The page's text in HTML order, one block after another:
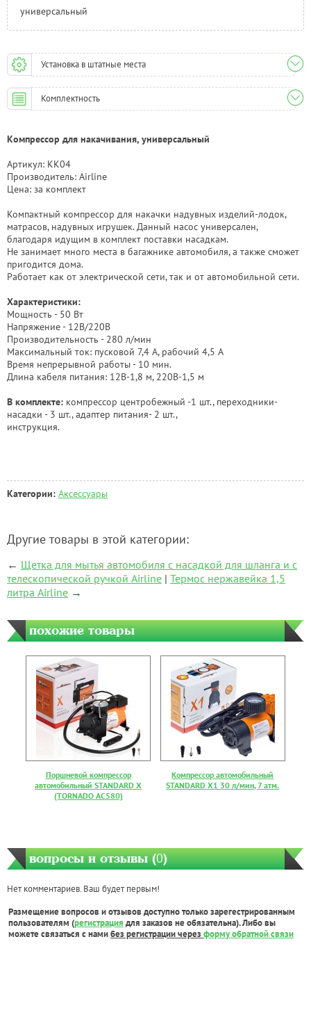
универсальный
Установка в штатные места
Комплектность
Компрессор для накачивания, универсальный
Артикул: KK04
Производитель: Airline
Цена: за комплект
Компактный компрессор для накачки надувных изделий-лодок,
матрасов, надувных игрушек. Данный насос универсален,
благодаря идущим в комплект поставки насадкам.
Не занимает много места в багажнике автомобиля, а также сможет
пригодится дома.
Работает как от электрической сети, так и от автомобильной сети.
Характеристики:
Мощность - 50 Вт
Напряжение - 12В/220В
Производительность - 280 л/мин
Максимальный ток: пусковой 7,4 А, рабочий 4,5 А
Время непрерывной работы - 10 мин.
Длина кабеля питания: 12В-1,8 м, 220В-1,5 м
В комплекте: компрессор центробежный -1 шт., переходники-
насадки - 3 шт., адаптер питания- 2 шт.,
инструкция.
Категории: Аксессуары
Другие товары в этой категории:
← Щетка для мытья автомобиля с насадкой для шланга и с
телескопической ручкой Airline | Термос нержавейка 1,5
литра Airline →
похожие товары
Поршневой компрессор
автомобильный STANDARD X
(TORNADO AC580)
Компрессор автомобильный
STANDARD X1 30 л/мин, 7 атм.
вопросы и отзывы (0)
Нет комментариев. Ваш будет первым!
Размещение вопросов и отзывов доступно только зарегестрированным
пользователям (регистрация для заказов не обязательна). Либо вы
можете связаться с намибез регистрации через форму обратной связи